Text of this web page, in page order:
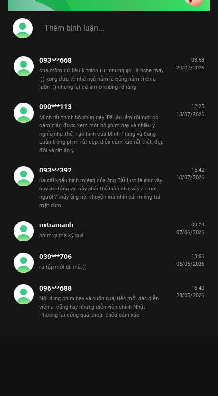
093***668
chs mồm cứ kêu k thích HH nhưng gọi là nghe máy
:)) xong đưa về nhà ngủ nằm là cũng nằm :) chịu
luôn :)) nhưng lại cứ ậm ờ không rõ ràng
03:53
20/07/2026
090***113
Mình rất thích bộ phim này. Đã lâu lắm rồi mới có
cảm giác được xem một bộ phim hay và nhiều ý
nghĩa như thế. Tạo hình của Minh Trang và Song
Luân trong phim rất đẹp, diễn cảm xúc rất thật, đẹp
đôi và rất ăn ý.
12:25
13/07/2026
093***392
ủa cái khẩu hình miệng của ông Bất Lực là như vậy
hay do đóng vai này phải thể hiện như vậy zạ mọi
người ? thấy ổng nói chuyện mà nhìn cái miệng tui
mệt dùm
15:42
10/07/2026
nvtramanh
phim gì mà kỳ quá
08:24
07/06/2026
039***706
ra tập mới dii mà:((
13:56
06/06/2026
096***688
Nội dung phim hay và cuốn quá, tiếc mỗi dàn diễn
viên ai cũng hay nhưng diễn viên chính Nhật
Phương lại cứng quá, thoại thiếu cảm xúc.
16:40
28/05/2026